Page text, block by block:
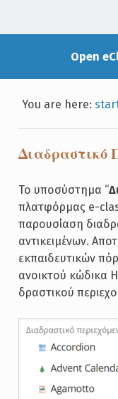
Open
You are here:
Διαδραστικό
Το υποσύστημα “
πλατφόρμας e-
παρουσίαση
αντικειμένων.
εκπαιδευτικών
ανοικτού κώδικα
δραστικού